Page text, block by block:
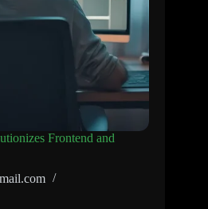
Frontend and